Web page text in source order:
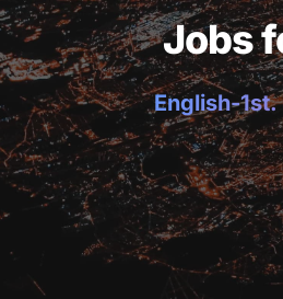
Jobs
English-